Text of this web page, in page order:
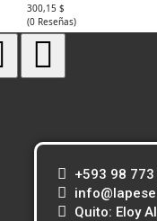
300,15 $
(0 Reseñas)
+593 98
Quito: Eloy